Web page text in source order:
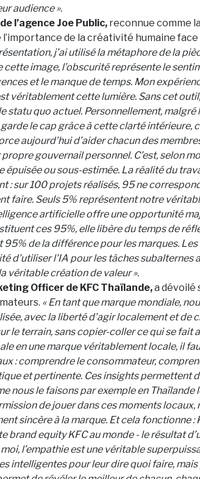
audience ».
l’agence Joe Public, reconnue comme
l’importance de la créativité humaine
j’ai utilisé la métaphore de la
image, l’obscurité représente le
et le manque de temps. Mon
véritablement cette lumière. Sans cet
statu quo actuel. Personnellement,
le cap grâce à cette clarté intérieure,
aujourd’hui d’aider chacun des
gouvernail personnel. C’est, selon
épuisée ou sous-estimée. La réalité du
: sur 100 projets réalisés, 95 ne
faire. Seuls 5% représentent notre
artificielle offre une opportunité
ces 95%, elle libère du temps de
95% de la différence pour les marques.
d'utiliser l'IA pour les tâches subalternes
véritable création de valeur ».
Officer de KFC Thaïlande,a dévoilé
« En tant que marque mondiale,
avec la liberté d’agir localement et de
le terrain, sans copier-coller ce qui se fait
en une marque véritablement locale, il
: comprendre le consommateur,
et pertinente. Ces insights permettent
nous le faisons par exemple en Thaïlande
de jouer dans ces moments locaux,
sincère à la marque. Et cela fonctionne :
brand equity KFC au monde - le résultat
l’empathie est une véritable
intelligentes pour leur dire quoi faire, mais